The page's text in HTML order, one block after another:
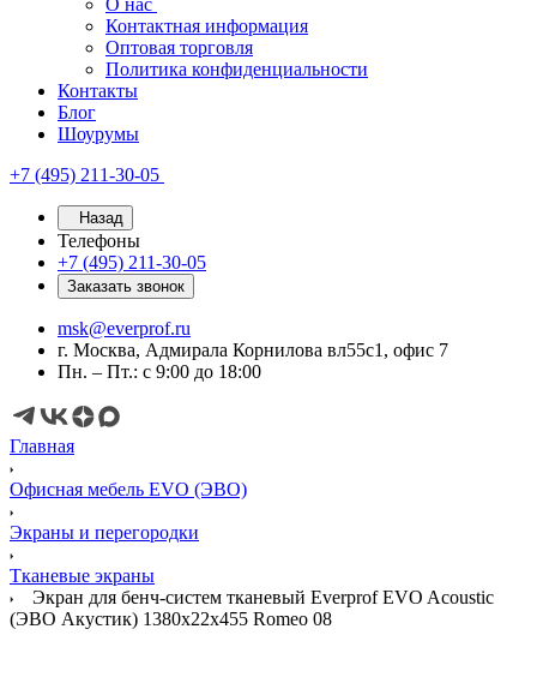
О нас
Контактная информация
Оптовая торговля
Политика конфиденциальности
Контакты
Блог
Шоурумы
+7 (495) 211-30-05
Назад
Телефоны
+7 (495) 211-30-05
Заказать звонок
msk@everprof.ru
г. Москва, Адмирала Корнилова вл55с1, офис 7
Пн. – Пт.: с 9:00 до 18:00
Главная
Офисная мебель EVO (ЭВО)
Экраны и перегородки
Тканевые экраны
Экран для бенч-систем тканевый Everprof EVO Acoustic
(ЭВО Акустик) 1380х22x455 Romeo 08